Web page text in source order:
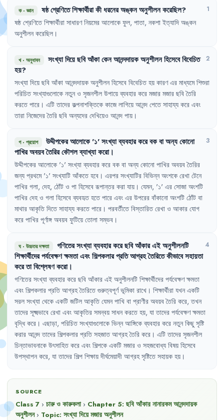
ক·জ্ঞান ষষ্ঠশ্রেণিতেশিক্ষার্থীরাকীধরনেরঅঙ্কনঅনুশীলনকরেছিল? 1
ষষ্ঠ শ্রেণিতে শিক্ষার্থীরা সাধারণ নিয়মের আলোকে ফুল, পাতা, নকশা ইত্যাদি অঙ্কন
অনুশীলন করেছিল ।
খ· অনুধাবন সংখ্যাদিয়েছবিআঁকাকেনআনন্দদায়কঅনুশীলনহিসেবেবিবেচিত
হয়?
2
সংখ্যা দিয়ে ছবি আঁকা আনন্দদায়ক অনুশীলন হিসেবে বিবেচিত হয় কারণ এর মাধ্যমে শিশুরা
পরিচিত সংখ্যাগুলোকে নতুন ও সৃজনশীল উপায়ে ব্যবহার করে মজার মজার ছবি তৈরি
করতে পারে । এটি তাদের কল্পনাশক্তিকে কাজে লাগিয়ে আনন্দ পেতে সাহায্য করে এবং
তারা নিজেদের তৈরি ছবি অন্যদের দেখিয়েও আনন্দ পায় ।
গ· প্রয়োগ উদ্দীপকেরআলোকে '১'সংখ্যাব্যবহারকরেবকবাঅন্যকোনো
পাখিরঅবয়বতৈরিরকৌশলব্যাখ্যাকরো।
3
উদ্দীপকের আলোকে '১' সংখ্যা ব্যবহার করে বক বা অন্য কোনো পাখির অবয়ব তৈরির
জন্য প্রথমে '১' সংখ্যাটি আঁকতে হবে । এরপর সংখ্যাটির বিভিন্ন অংশকে রেখা টেনে
পাখির গলা, দেহ, ঠোঁট ও পা হিসেবে রূপান্তর করা যায় । যেমন, '১' এর সোজা অংশটি
পাখির দেহ ও গলা হিসেবে ব্যবহৃত হতে পারে এবং এর উপরের বাঁকানো অংশটি ঠোঁট বা
মাথার আকৃতি দিতে সাহায্য করতে পারে । পরবর্তীতে বিস্তারিত রেখা ও আকার যোগ
করে পাখির পূর্ণাঙ্গ অবয়ব ফুটিয়ে তোলা সম্ভব ।
ঘ· উচ্চতর দক্ষতা গণিতেরসংখ্যাব্যবহারকরেছবিআঁকারএইঅনুশীলনটি
শিক্ষার্থীদেরপর্যবেক্ষণক্ষমতাএবংশিল্পকলারপ্রতিআগ্রহতৈরিতেকীভাবেসহায়তা
করেতাবিশ্লেষণকরো।
4
গণিতের সংখ্যা ব্যবহার করে ছবি আঁকার এই অনুশীলনটি শিক্ষার্থীদের পর্যবেক্ষণ ক্ষমতা
এবং শিল্পকলার প্রতি আগ্রহ তৈরিতে গুরুত্বপূর্ণ ভূমিকা রাখে । শিক্ষার্থীরা যখন একটি
সরল সংখ্যা থেকে একটি জটিল আকৃতি যেমন পাখি বা প্রাণীর অবয়ব তৈরি করে, তখন
তাদের সূক্ষ্মভাবে রেখা এবং আকৃতির সমন্বয় সাধন করতে হয়, যা তাদের পর্যবেক্ষণ ক্ষমতা
বৃদ্ধি করে । এছাড়া, পরিচিত সংখ্যাগুলোকে ভিন্ন আঙ্গিকে ব্যবহার করে নতুন কিছু সৃষ্টি
করার আনন্দ তাদের শিল্পকলার প্রতি সহজাত আগ্রহ তৈরি করে । এটি তাদের সৃজনশীল
চিন্তাভাবনাকে উৎসাহিত করে এবং শিল্পকে একটি মজার ও সহজবোধ্য বিষয় হিসেবে
উপস্থাপন করে, যা তাদের শিল্প শিক্ষায় দীর্ঘমেয়াদী আগ্রহ সৃষ্টিতে সহায়ক হয় ।
SOURCE
Class 7 › চারু ও কারুকলা › Chapter 5: ছবি আঁকার নানারকম আনন্দদায়ক
অনুশীলন › Topic: সংখ্যা দিয়ে মজার অনুশীলন